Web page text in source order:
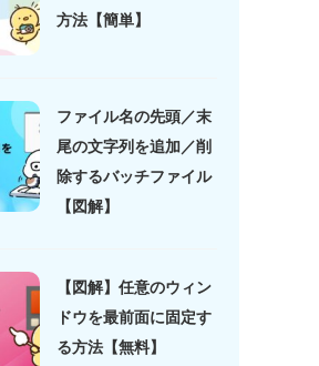
方法【簡単】
ファイル名の先頭／末
尾の文字列を追加／削
除するバッチファイル
【図解】
【図解】任意のウィン
ドウを最前面に固定す
る方法【無料】